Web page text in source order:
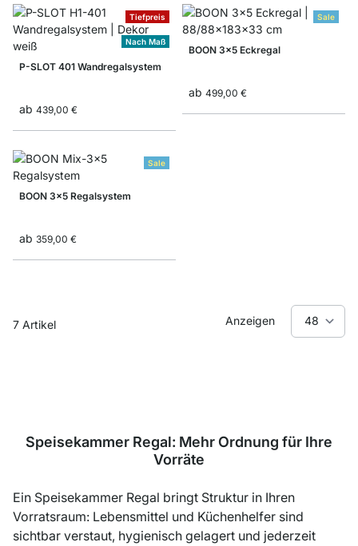
Tiefpreis
Nach Maß
P-SLOT 401 Wandregalsystem
ab 439,00 €
Sale
BOON 3x5 Eckregal
ab 499,00 €
Sale
BOON 3x5 Regalsystem
ab 359,00 €
7 Artikel Anzeigen
Speisekammer Regal: Mehr Ordnung für Ihre
Vorräte
Ein Speisekammer Regal bringt Struktur in Ihren
Vorratsraum: Lebensmittel und Küchenhelfer sind
sichtbar verstaut, hygienisch gelagert und jederzeit